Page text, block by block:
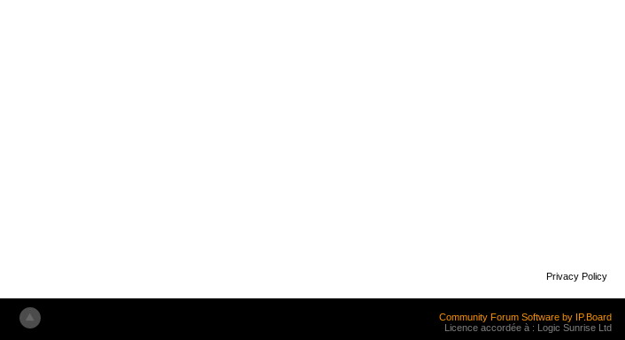
Privacy Policy
Community Forum Software by IP.Board
Licence accordée à : Logic Sunrise Ltd